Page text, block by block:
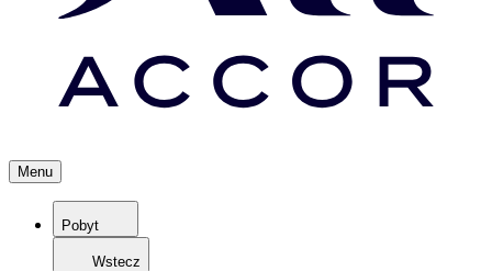
Menu
Pobyt
Wstecz